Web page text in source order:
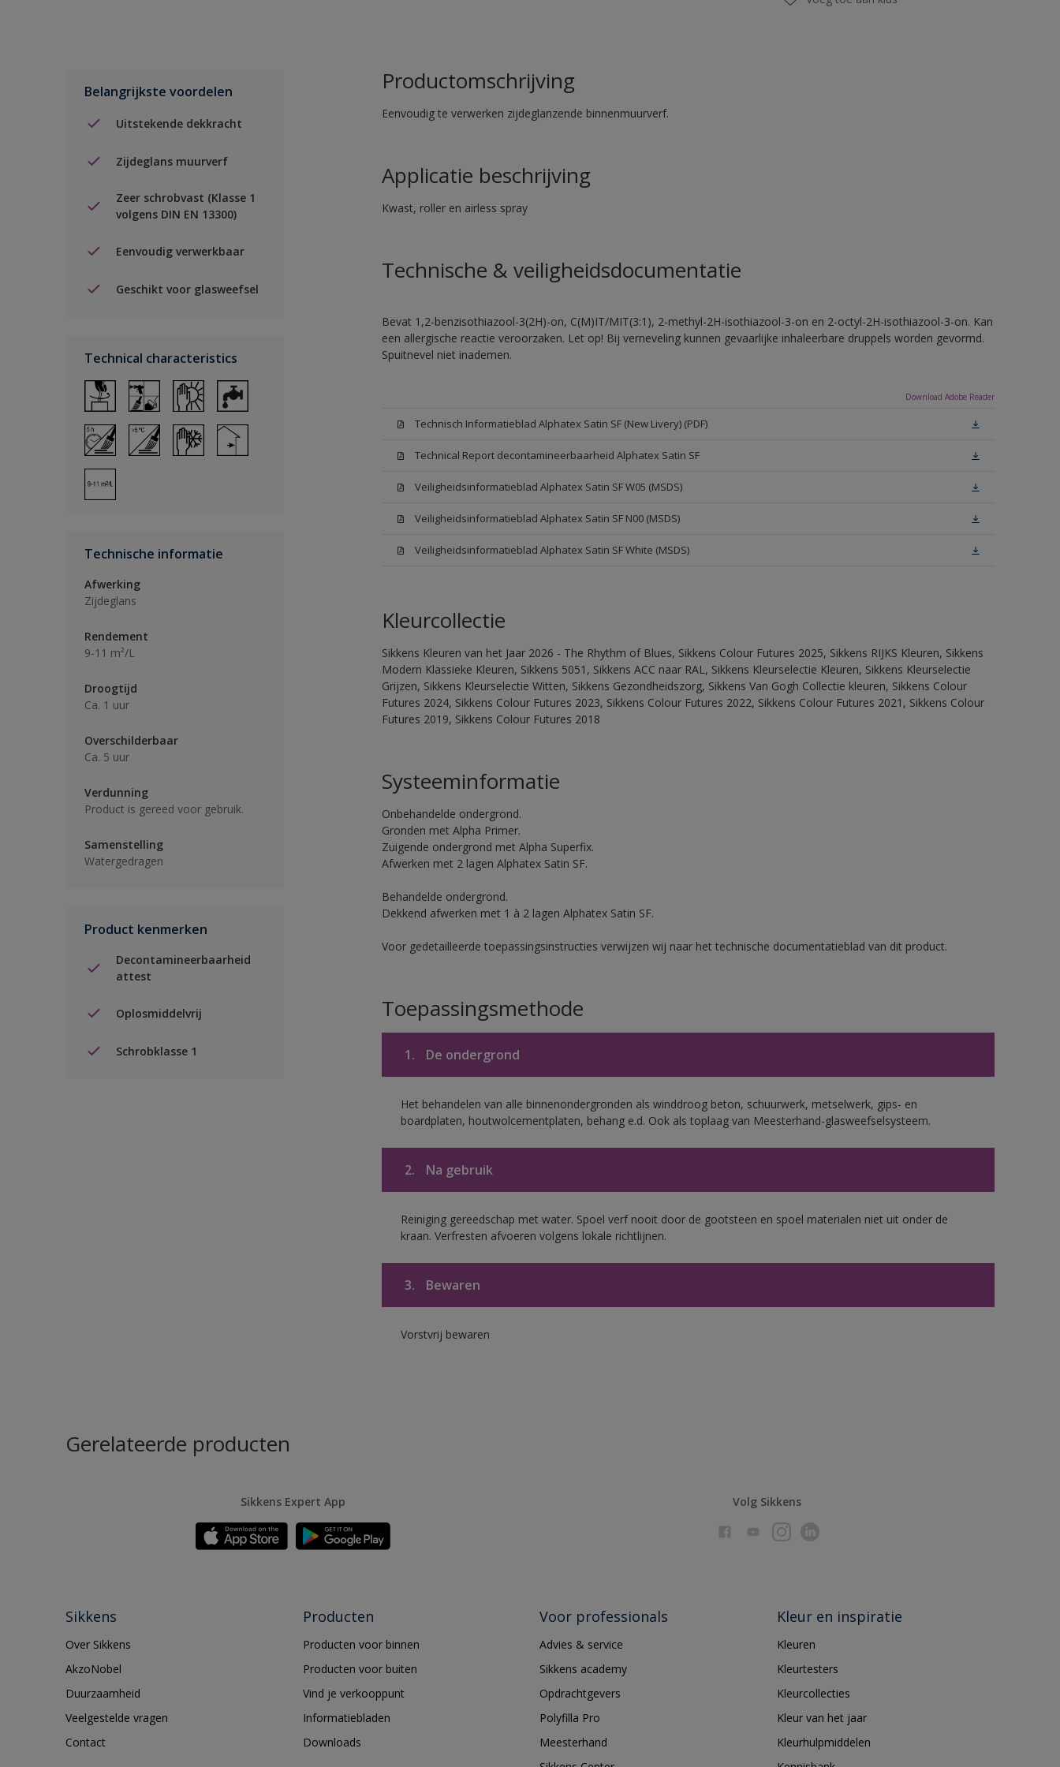
Belangrijkste voordelen
Uitstekende dekkracht
Zijdeglans muurverf
Zeer schrobvast (Klasse 1
volgens DIN EN 13300)
Eenvoudig verwerkbaar
Geschikt voor glasweefsel
Technical characteristics
Technische informatie
Afwerking
Zijdeglans
Rendement
9-11 m²/L
Droogtijd
Ca. 1 uur
Overschilderbaar
Ca. 5 uur
Verdunning
Product is gereed voor gebruik.
Samenstelling
Watergedragen
Product kenmerken
Decontamineerbaarheid
attest
Oplosmiddelvrij
Schrobklasse 1
Productomschrijving
Eenvoudig te verwerken zijdeglanzende binnenmuurverf.
Applicatie beschrijving
Kwast, roller en airless spray
Technische & veiligheidsdocumentatie
Bevat 1,2-benzisothiazool-3(2H)-on, C(M)IT/MIT(3:1), 2-methyl-2H-isothiazool-3-on en 2-octyl-2H-isothiazool-3-on. Kan
een allergische reactie veroorzaken. Let op! Bij verneveling kunnen gevaarlijke inhaleerbare druppels worden gevormd.
Spuitnevel niet inademen.
Download Adobe Reader
Technisch Informatieblad Alphatex Satin SF (New Livery) (PDF)
Technical Report decontamineerbaarheid Alphatex Satin SF
Veiligheidsinformatieblad Alphatex Satin SF W05 (MSDS)
Veiligheidsinformatieblad Alphatex Satin SF N00 (MSDS)
Veiligheidsinformatieblad Alphatex Satin SF White (MSDS)
Kleurcollectie
Sikkens Kleuren van het Jaar 2026 - The Rhythm of Blues, Sikkens Colour Futures 2025, Sikkens RIJKS Kleuren, Sikkens
Modern Klassieke Kleuren, Sikkens 5051, Sikkens ACC naar RAL, Sikkens Kleurselectie Kleuren, Sikkens Kleurselectie
Grijzen, Sikkens Kleurselectie Witten, Sikkens Gezondheidszorg, Sikkens Van Gogh Collectie kleuren, Sikkens Colour
Futures 2024, Sikkens Colour Futures 2023, Sikkens Colour Futures 2022, Sikkens Colour Futures 2021, Sikkens Colour
Futures 2019, Sikkens Colour Futures 2018
Systeeminformatie
Onbehandelde ondergrond.
Gronden met Alpha Primer.
Zuigende ondergrond met Alpha Superfix.
Afwerken met 2 lagen Alphatex Satin SF.
Behandelde ondergrond.
Dekkend afwerken met 1 à 2 lagen Alphatex Satin SF.
Voor gedetailleerde toepassingsinstructies verwijzen wij naar het technische documentatieblad van dit product.
Toepassingsmethode
1. De ondergrond
Het behandelen van alle binnenondergronden als winddroog beton, schuurwerk, metselwerk, gips- en
boardplaten, houtwolcementplaten, behang e.d. Ook als toplaag van Meesterhand-glasweefselsysteem.
2. Na gebruik
Reiniging gereedschap met water. Spoel verf nooit door de gootsteen en spoel materialen niet uit onder de
kraan. Verfresten afvoeren volgens lokale richtlijnen.
3. Bewaren
Vorstvrij bewaren
Gerelateerde producten
Sikkens Expert App Volg Sikkens
Sikkens
Over Sikkens
AkzoNobel
Duurzaamheid
Veelgestelde vragen
Contact
Producten
Producten voor binnen
Producten voor buiten
Vind je verkooppunt
Informatiebladen
Downloads
Voor professionals
Advies & service
Sikkens academy
Opdrachtgevers
Polyfilla Pro
Meesterhand
Kleur en inspiratie
Kleuren
Kleurtesters
Kleurcollecties
Kleur van het jaar
Kleurhulpmiddelen